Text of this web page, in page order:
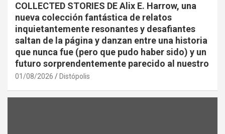
COLLECTED STORIES DE Alix E. Harrow, una
nueva colección fantástica de relatos
inquietantemente resonantes y desafiantes
saltan de la página y danzan entre una historia
que nunca fue (pero que pudo haber sido) y un
futuro sorprendentemente parecido al nuestro
01/08/2026 Distópolis